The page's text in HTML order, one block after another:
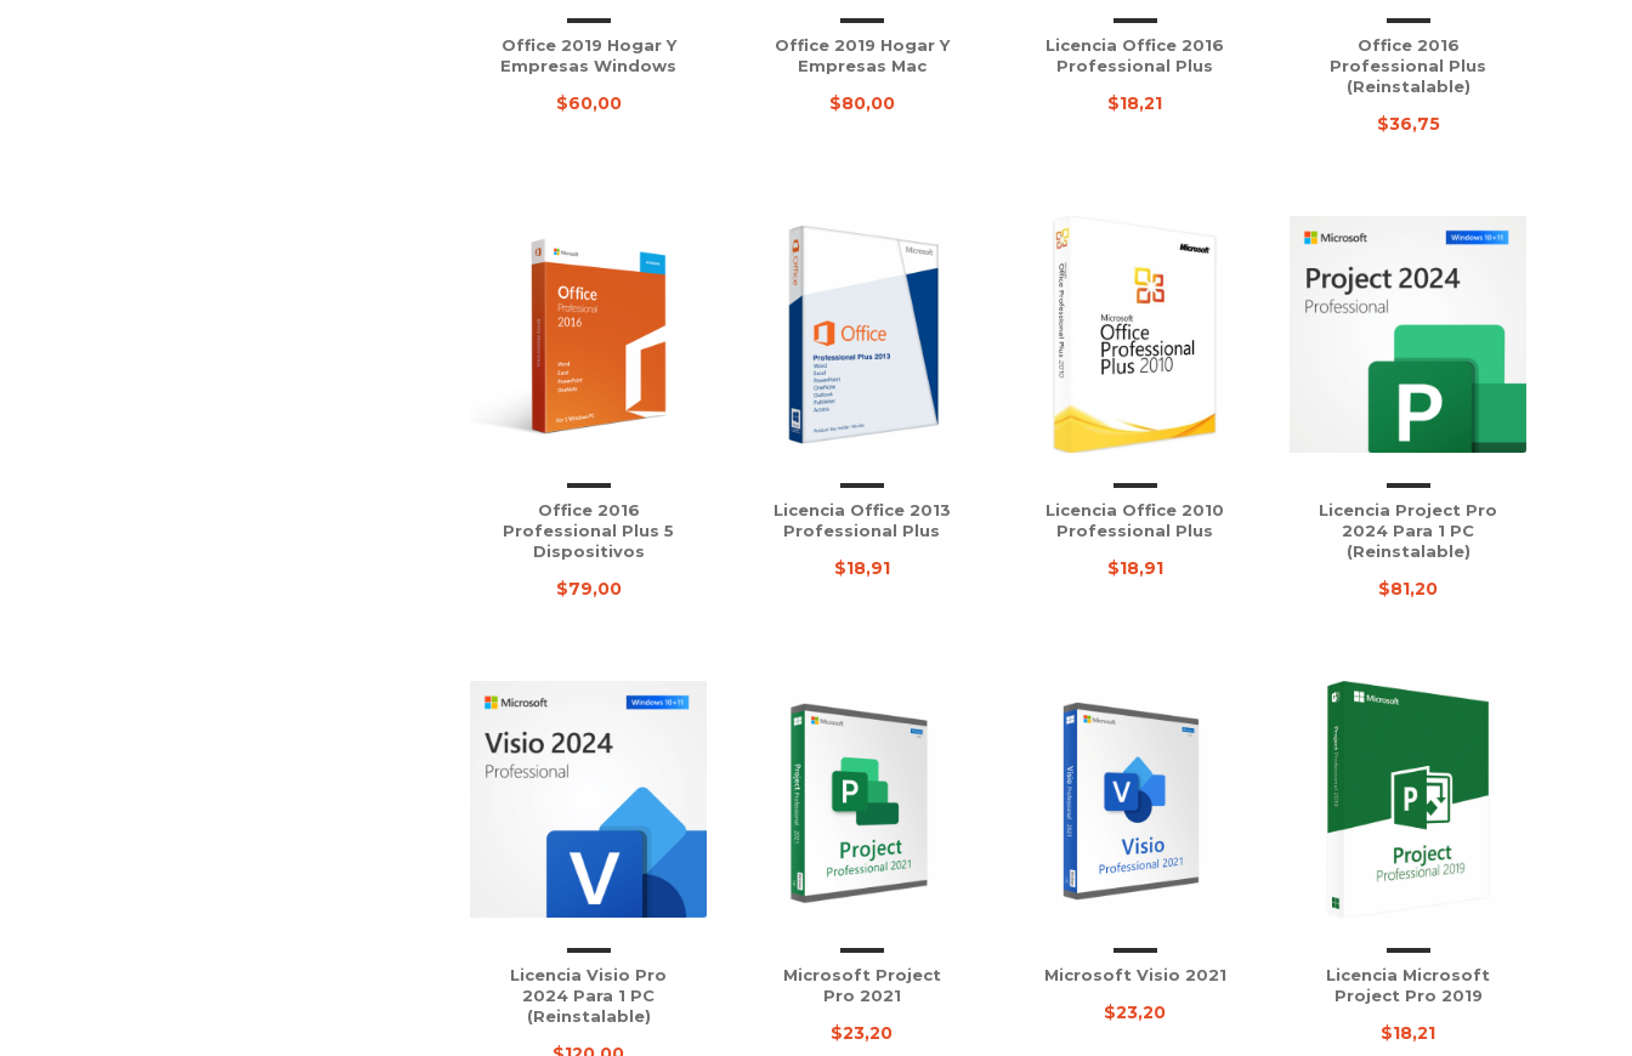
Office 2019 Hogar Y
Empresas Windows
$60,00
Office 2019 Hogar Y
Empresas Mac
$80,00
Licencia Office 2016
Professional Plus
$18,21
Office 2016
Professional Plus
(Reinstalable)
$36,75
Office 2016
Professional Plus 5
Dispositivos
$79,00
Licencia Office 2013
Professional Plus
$18,91
Licencia Office 2010
Professional Plus
$18,91
Licencia Project Pro
2024 Para 1 PC
(Reinstalable)
$81,20
Licencia Visio Pro
2024 Para 1 PC
(Reinstalable)
Microsoft Project
Pro 2021
$23,20
Microsoft Visio 2021
$23,20
Licencia Microsoft
Project Pro 2019
$18,21